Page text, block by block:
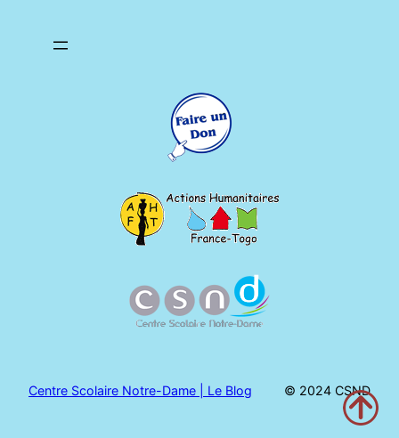
Centre Scolaire Notre-Dame | Le Blog © 2024 CSND